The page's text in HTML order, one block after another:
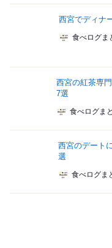
西宮でディナ
食べログま
西宮の紅茶専
7選
食べログま
西宮のデート
選
食べログま